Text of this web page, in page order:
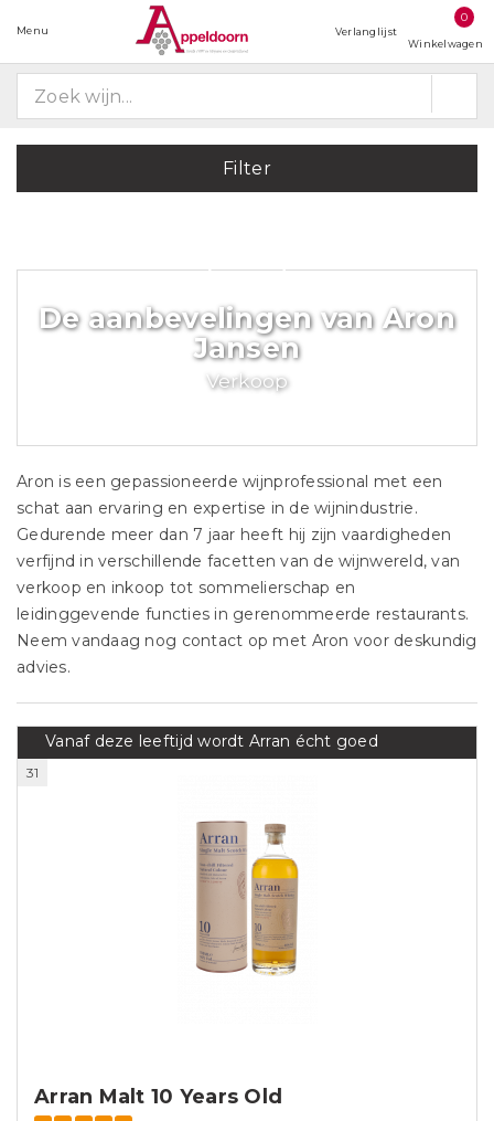
Menu Verlanglijst
0
Winkelwagen
Filter
De aanbevelingen van Aron
Jansen
Verkoop
Aron is een gepassioneerde wijnprofessional met een
schat aan ervaring en expertise in de wijnindustrie.
Gedurende meer dan 7 jaar heeft hij zijn vaardigheden
verfijnd in verschillende facetten van de wijnwereld, van
verkoop en inkoop tot sommelierschap en
leidinggevende functies in gerenommeerde restaurants.
Neem vandaag nog contact op met Aron voor deskundig
advies.
Vanaf deze leeftijd wordt Arran écht goed
31
Arran Malt 10 Years Old